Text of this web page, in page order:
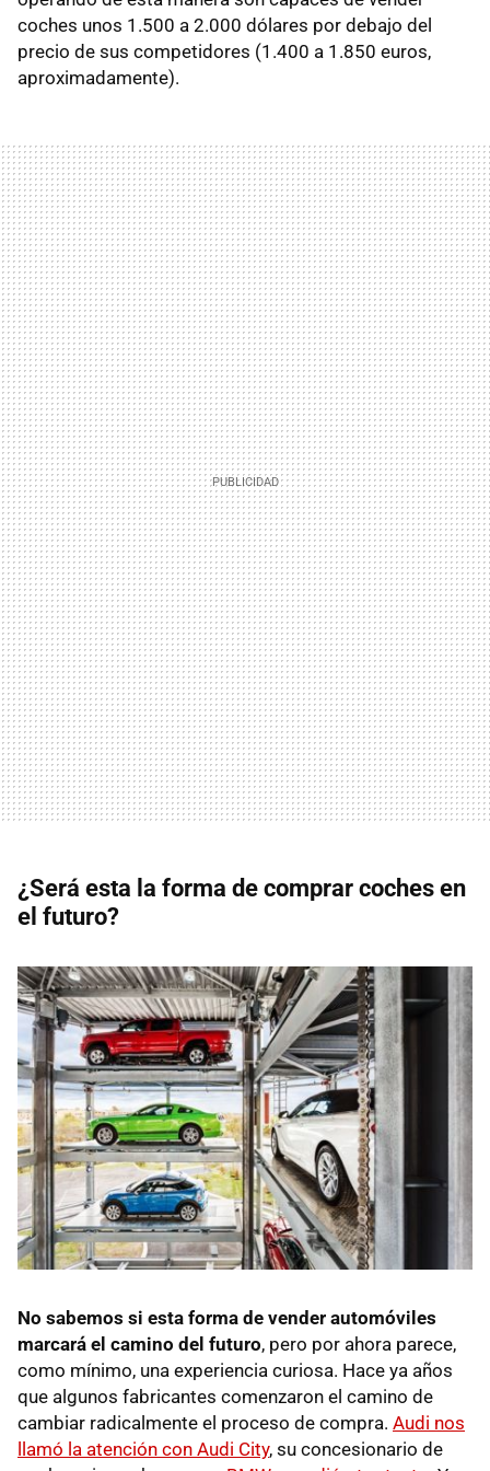
coches unos 1.500 a 2.000 dólares por debajo del
precio de sus competidores (1.400 a 1.850 euros,
aproximadamente).
¿Será esta la forma de comprar coches en
el futuro?
No sabemos si esta forma de vender automóviles
marcará el camino del futuro, pero por ahora parece,
como mínimo, una experiencia curiosa. Hace ya años
que algunos fabricantes comenzaron el camino de
cambiar radicalmente el proceso de compra. Audi nos
llamó la atención con Audi City, su concesionario de